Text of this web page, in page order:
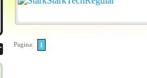
Pagina: 1